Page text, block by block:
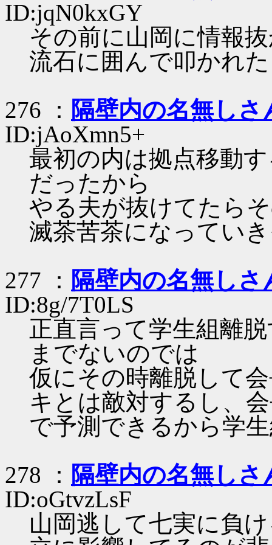
ID:jqN0kxGY
その前に山岡に情報
流石に囲んで叩かれ
276 ： 隔壁内の名無しさ
ID:jAoXmn5+
最初の内は拠点移動
だったから
やる夫が抜けてたら
滅茶苦茶になってい
277 ： 隔壁内の名無しさ
ID:8g/7T0LS
正直言って学生組離
までないのでは
仮にその時離脱して
キとは敵対するし、
で予測できるから学
278 ： 隔壁内の名無しさ
ID:oGtvzLsF
山岡逃して七実に負